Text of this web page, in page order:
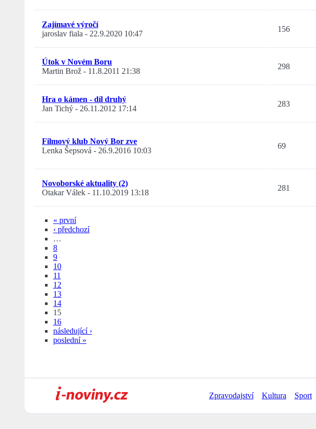
Zajímavé výročí
jaroslav fiala - 22.9.2020 10:47
156
Útok v Novém Boru
Martin Brož - 11.8.2011 21:38
298
Hra o kámen - díl druhý
Jan Tichý - 26.11.2012 17:14
283
Filmový klub Nový Bor zve
Lenka Šepsová - 26.9.2016 10:03
69
Novoborské aktuality (2)
Otakar Válek - 11.10.2019 13:18
281
« první
‹ předchozí
…
8
9
10
11
12
13
14
15
16
následující ›
poslední »
Zpravodajství Kultura Sport